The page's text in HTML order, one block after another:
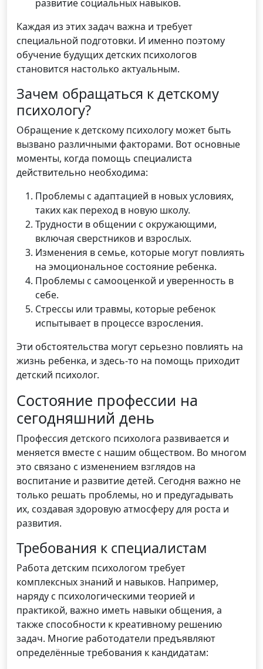
развитие социальных навыков.
Каждая из этих задач важна и требует
специальной подготовки. И именно поэтому
обучение будущих детских психологов
становится настолько актуальным.
Зачем обращаться к детскому
психологу?
Обращение к детскому психологу может быть
вызвано различными факторами. Вот основные
моменты, когда помощь специалиста
действительно необходима:
Проблемы с адаптацией в новых условиях,
таких как переход в новую школу.
Трудности в общении с окружающими,
включая сверстников и взрослых.
Изменения в семье, которые могут повлиять
на эмоциональное состояние ребенка.
Проблемы с самооценкой и уверенность в
себе.
Стрессы или травмы, которые ребенок
испытывает в процессе взросления.
Эти обстоятельства могут серьезно повлиять на
жизнь ребенка, и здесь-то на помощь приходит
детский психолог.
Состояние профессии на
сегодняшний день
Профессия детского психолога развивается и
меняется вместе с нашим обществом. Во многом
это связано с изменением взглядов на
воспитание и развитие детей. Сегодня важно не
только решать проблемы, но и предугадывать
их, создавая здоровую атмосферу для роста и
развития.
Требования к специалистам
Работа детским психологом требует
комплексных знаний и навыков. Например,
наряду с психологическими теорией и
практикой, важно иметь навыки общения, а
также способности к креативному решению
задач. Многие работодатели предъявляют
определённые требования к кандидатам: